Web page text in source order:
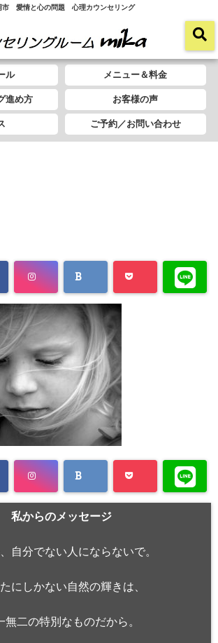
市 愛情と心の問題 心理カウンセリング
ル メニュー＆料金
進め方 お客様の声
ご予約／お問い合わせ
私からのメッセージ
自分でない人にならないで。
にしかない自然の輝きは、
無二の特別なものだから。